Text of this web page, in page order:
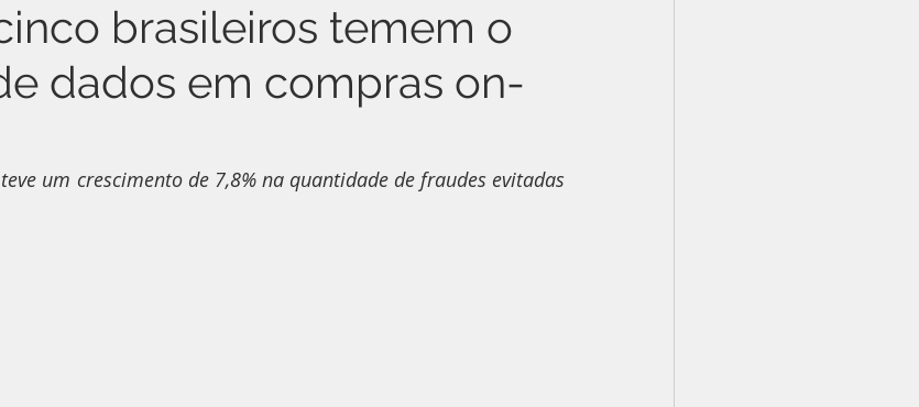
brasileiros temem o
dados em compras on-
um crescimento de 7,8% na quantidade de fraudes evitadas